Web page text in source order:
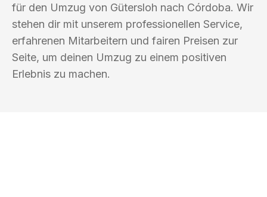
für den Umzug von Gütersloh nach Córdoba. Wir
stehen dir mit unserem professionellen Service,
erfahrenen Mitarbeitern und fairen Preisen zur
Seite, um deinen Umzug zu einem positiven
Erlebnis zu machen.